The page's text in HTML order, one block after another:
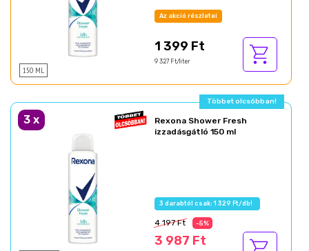
150 ML
Az akció részletei
1 399 Ft
9 327 Ft/liter
Többet olcsóbban!
3 x
Rexona Shower Fresh
izzadásgátló 150 ml
3 darabtól csak: 1 329 Ft/db!
4 197 Ft -5%
3 987 Ft